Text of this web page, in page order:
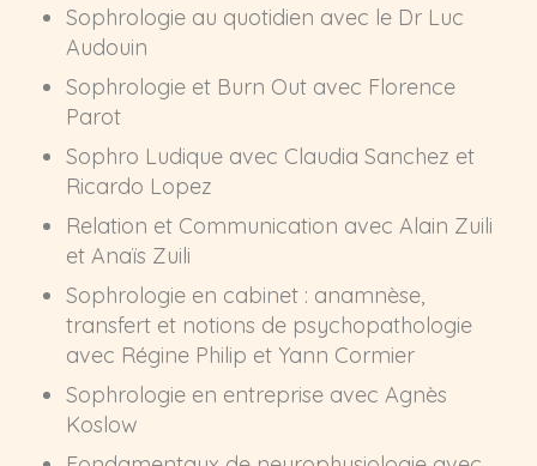
Sophrologie au quotidien avec le Dr Luc
Audouin
Sophrologie et Burn Out avec Florence
Parot
Sophro Ludique avec Claudia Sanchez et
Ricardo Lopez
Relation et Communication avec Alain Zuili
et Anaïs Zuili
Sophrologie en cabinet : anamnèse,
transfert et notions de psychopathologie
avec Régine Philip et Yann Cormier
Sophrologie en entreprise avec Agnès
Koslow